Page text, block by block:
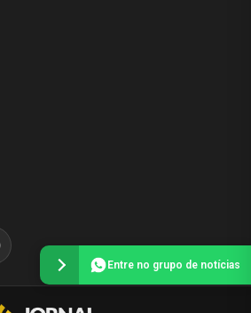
Entre no grupo de notícias